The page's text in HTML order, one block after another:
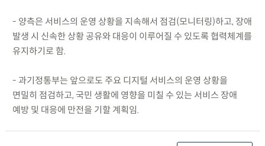
- 양측은 서비스의 운영 상황을 지속해서 점검(모니터링)하고, 장애
발생 시 신속한 상황 공유와 대응이 이루어질 수 있도록 협력체계를
유지하기로 함.
- 과기정통부는 앞으로도 주요 디지털 서비스의 운영 상황을
면밀히 점검하고, 국민 생활에 영향을 미칠 수 있는 서비스 장애
예방 및 대응에 만전을 기할 계획임.